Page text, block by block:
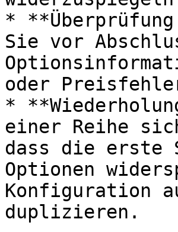
*
Sie vor
oder
*
einer Reihe
dass die erste
Optionen
Konfiguration
duplizieren.